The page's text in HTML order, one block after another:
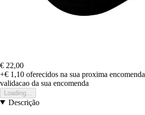
€ 22,00
+€ 1,10 oferecidos na sua proxima encomenda
validacao da sua encomenda
Loading...
Descrição